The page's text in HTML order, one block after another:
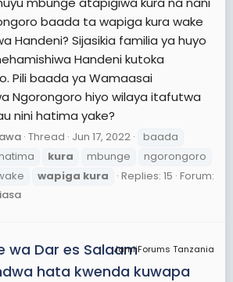
baada ta wapiga kura wake
Handeni? Sijasikia familia ya huyo
Handeni kutoka
Pili baada ya Wamaasai
Ngorongoro hiyo wilaya itafutwa
nini hatima yake?
Thread Jun 17, 2022
baada
kura mbunge
ngorongoro
wapiga kura Replies: 15 Forum:
JamiiForums Tanzania
wa Dar es Salaam
hata kwenda kuwapa